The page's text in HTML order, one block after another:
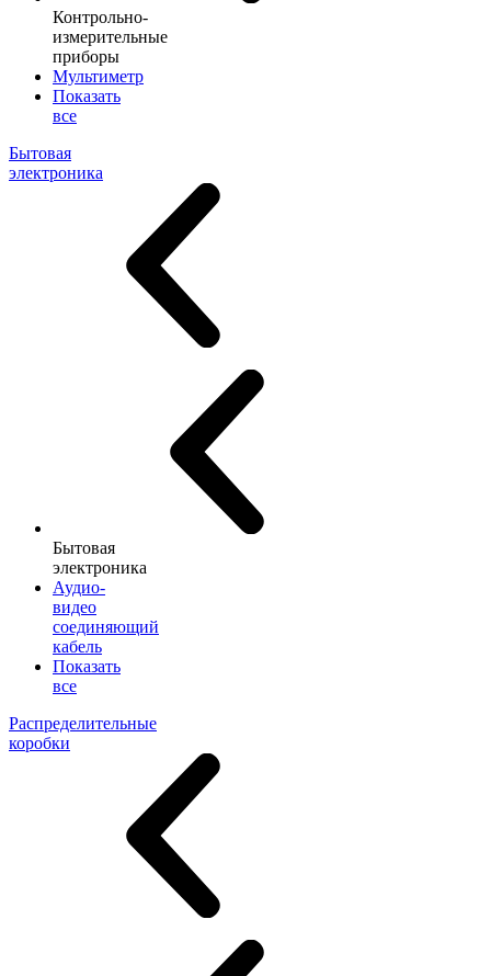
Контрольно-
измерительные
приборы
Мультиметр
Показать
все
Бытовая
электроника
Бытовая
электроника
Аудио-
видео
соединяющий
кабель
Показать
все
Распределительные
коробки